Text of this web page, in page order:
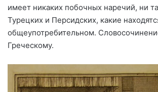
имеет никаких побочных наречий, ни
Турецких и Персидских, какие
общеупотребительном.
Греческому.